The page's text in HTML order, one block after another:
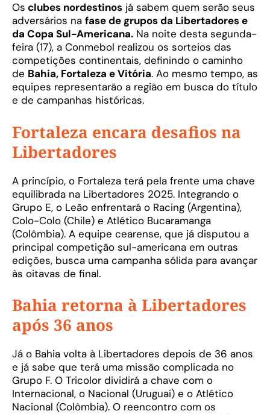
Os clubes nordestinos já sabem quem serão seus
adversários na fase de grupos da Libertadores e
da Copa Sul-Americana. Na noite desta segunda-
feira (17), a Conmebol realizou os sorteios das
competições continentais, definindo o caminho
de Bahia, Fortaleza e Vitória. Ao mesmo tempo, as
equipes representarão a região em busca do título
e de campanhas históricas.
Fortaleza encara desafios na
Libertadores
A princípio, o Fortaleza terá pela frente uma chave
equilibrada na Libertadores 2025. Integrando o
Grupo E, o Leão enfrentará o Racing (Argentina),
Colo-Colo (Chile) e Atlético Bucaramanga
(Colômbia). A equipe cearense, que já disputou a
principal competição sul-americana em outras
edições, busca uma campanha sólida para avançar
às oitavas de final.
Bahia retorna à Libertadores
após 36 anos
Já o Bahia volta à Libertadores depois de 36 anos
e já sabe que terá uma missão complicada no
Grupo F. O Tricolor dividirá a chave com o
Internacional, o Nacional (Uruguai) e o Atlético
Nacional (Colômbia). O reencontro com os